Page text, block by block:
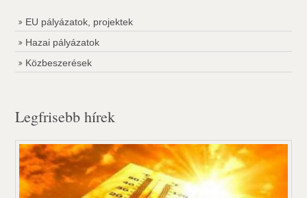
EU pályázatok, projektek
Hazai pályázatok
Közbeszerések
Legfrisebb hírek